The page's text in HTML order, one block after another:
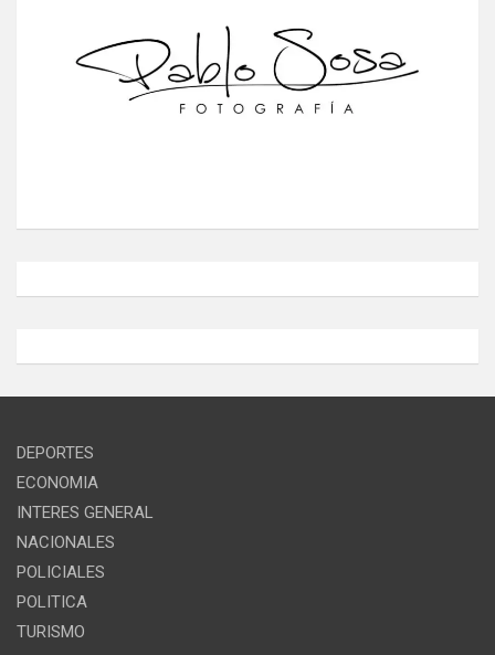
DEPORTES
ECONOMIA
INTERES GENERAL
NACIONALES
POLICIALES
POLITICA
TURISMO